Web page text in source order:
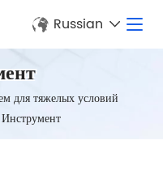
Russian
для тяжелых условий
Инструмент